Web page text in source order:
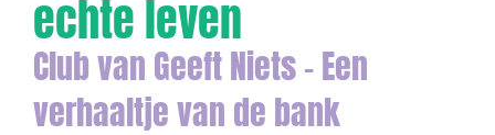
echte leven
Club van Geeft Niets - Een
verhaaltje van de bank